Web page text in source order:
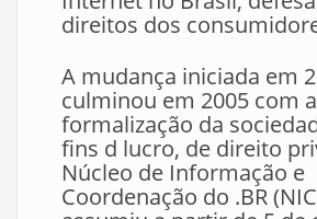
direitos dos
A mudança iniciada em
culminou em 2005 com a
formalização da
fins d lucro, de direito
Núcleo de Informação e
Coordenação do .BR